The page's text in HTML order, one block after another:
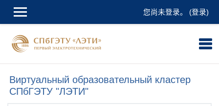
您尚未登录。 (登录)
Виртуальный образовательный кластер
СПбГЭТУ "ЛЭТИ"